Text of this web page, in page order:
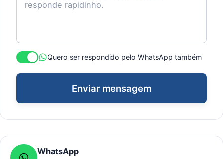
Quero ser respondido pelo WhatsApp também
Enviar mensagem
WhatsApp